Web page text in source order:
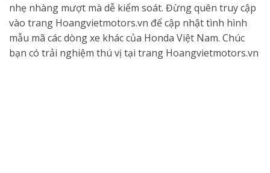
nhẹ nhàng mượt mà dễ kiểm soát. Đừng quên truy cập
vào trang Hoangvietmotors.vn để cập nhật tình hình
mẫu mã các dòng xe khác của Honda Việt Nam. Chúc
bạn có trải nghiệm thú vị tại trang Hoangvietmotors.vn